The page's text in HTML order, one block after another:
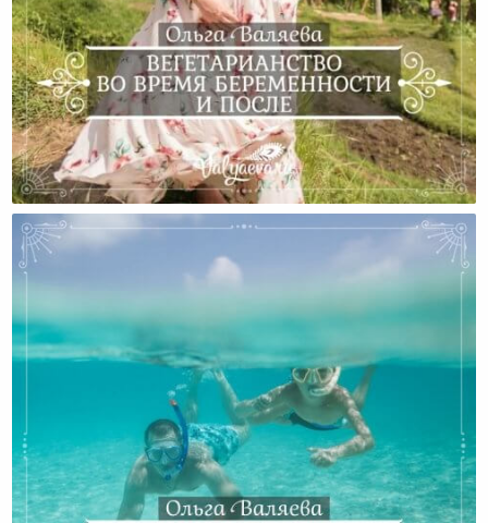
Вегетарианство Во Время Беременности И После